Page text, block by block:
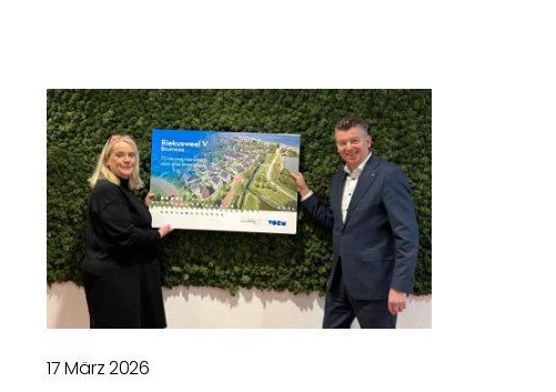
17 März 2026